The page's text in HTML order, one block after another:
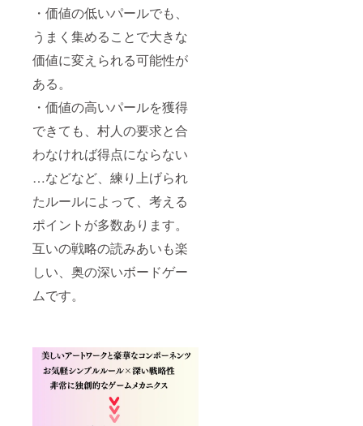
・価値の低いパールでも、
うまく集めることで大きな
価値に変えられる可能性が
ある。
・価値の高いパールを獲得
できても、村人の要求と合
わなければ得点にならない
…などなど、練り上げられ
たルールによって、考える
ポイントが多数あります。
互いの戦略の読みあいも楽
しい、奥の深いボードゲー
ムです。